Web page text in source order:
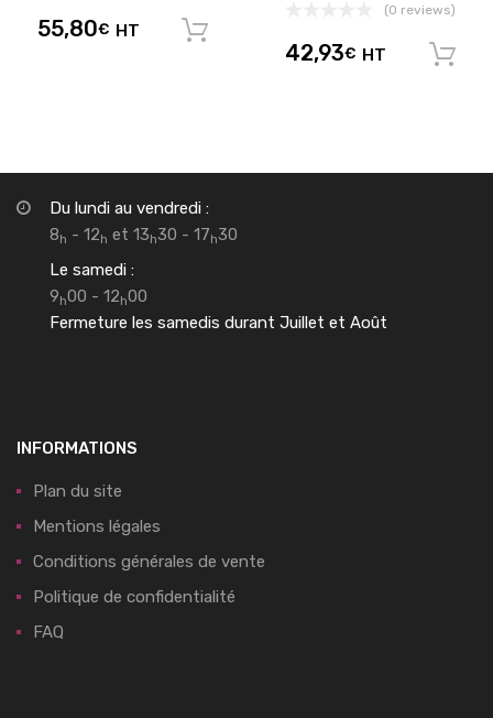
55,80€ HT
(0 reviews)
42,93€ HT
Du lundi au vendredi :
8h - 12h et 13h30 - 17h30
Le samedi :
9h00 - 12h00
Fermeture les samedis durant Juillet et Août
INFORMATIONS
Plan du site
Mentions légales
Conditions générales de vente
Politique de confidentialité
FAQ